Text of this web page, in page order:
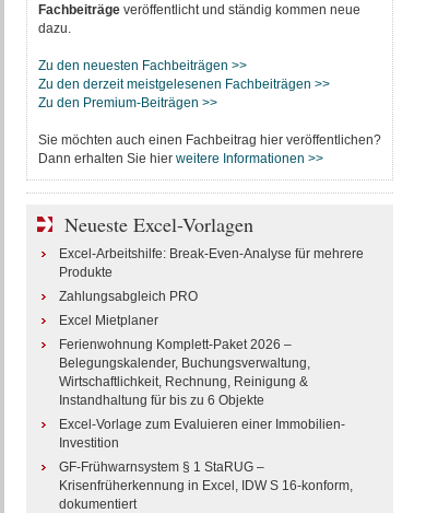
Fachbeiträgeveröffentlicht und ständig kommen neue
dazu.
Zu den neuesten Fachbeiträgen >>
Zu den derzeit meistgelesenen Fachbeiträgen >>
Zu den Premium-Beiträgen >>
Sie möchten auch einen Fachbeitrag hier veröffentlichen?
Dann erhalten Sie hier weitere Informationen >>
Neueste Excel-Vorlagen
Excel-Arbeitshilfe: Break-Even-Analyse für mehrere
Produkte
Zahlungsabgleich PRO
Excel Mietplaner
Ferienwohnung Komplett-Paket 2026 –
Belegungskalender, Buchungsverwaltung,
Wirtschaftlichkeit, Rechnung, Reinigung &
Instandhaltung für bis zu 6 Objekte
Excel-Vorlage zum Evaluieren einer Immobilien-
Investition
GF-Frühwarnsystem § 1 StaRUG –
Krisenfrüherkennung in Excel, IDW S 16-konform,
dokumentiert